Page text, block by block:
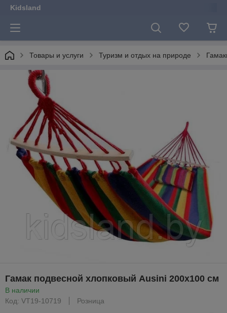
Kidsland
Товары и услуги Туризм и отдых на природе
Гамак подвесной хлопковый Ausini 200х100 см
В наличии
Код: VT19-10719
Розница